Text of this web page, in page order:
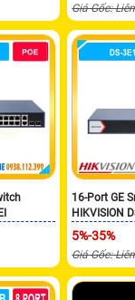
Giá Gốc:
16-Port GE
HIKVISION
5%-35%
Giá Gốc: